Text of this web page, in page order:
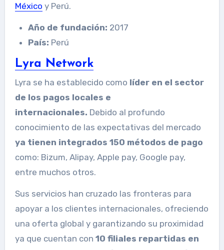
México y Perú.
Año de fundación: 2017
País: Perú
Lyra Network
Lyra se ha establecido como líder en el sector
de los pagos locales e
internacionales. Debido al profundo
conocimiento de las expectativas del mercado
ya tienen integrados 150 métodos de pago
como: Bizum, Alipay, Apple pay, Google pay,
entre muchos otros.
Sus servicios han cruzado las fronteras para
apoyar a los clientes internacionales, ofreciendo
una oferta global y garantizando su proximidad
ya que cuentan con 10 filiales repartidas en